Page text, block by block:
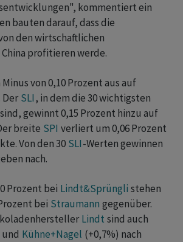
kommentiert ein
bauten darauf, dass die
den wirtschaftlichen
profitieren werde.
von 0,10 Prozent aus auf
Der SLI, in dem die 30 wichtigsten
gewinnt 0,15 Prozent hinzu auf
breite SPI verliert um 0,06 Prozent
Von den 30 SLI-Werten gewinnen
nach.
Prozent bei Lindt&Sprüngli stehen
bei Straumann gegenüber.
Lindt sind auch
Kühne+Nagel (+0,7%) nach